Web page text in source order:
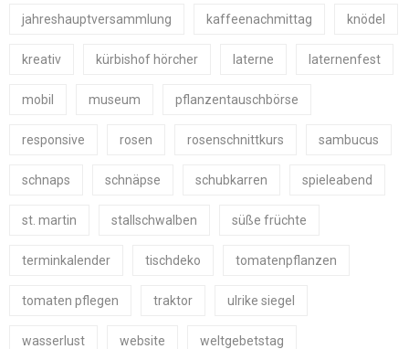
jahreshauptversammlung kaffeenachmittag knödel
kreativ kürbishof hörcher laterne laternenfest
mobil museum pflanzentauschbörse
responsive rosen rosenschnittkurs sambucus
schnaps schnäpse schubkarren spieleabend
st. martin stallschwalben süße früchte
terminkalender tischdeko tomatenpflanzen
tomaten pflegen traktor ulrike siegel
wasserlust website weltgebetstag